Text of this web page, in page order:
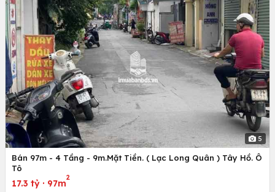
5
Bán 97m - 4 Tầng - 9m.Mặt Tiền. ( Lạc Long Quân ) Tây Hồ. Ô
Tô
17.3 tỷ · 97m
2